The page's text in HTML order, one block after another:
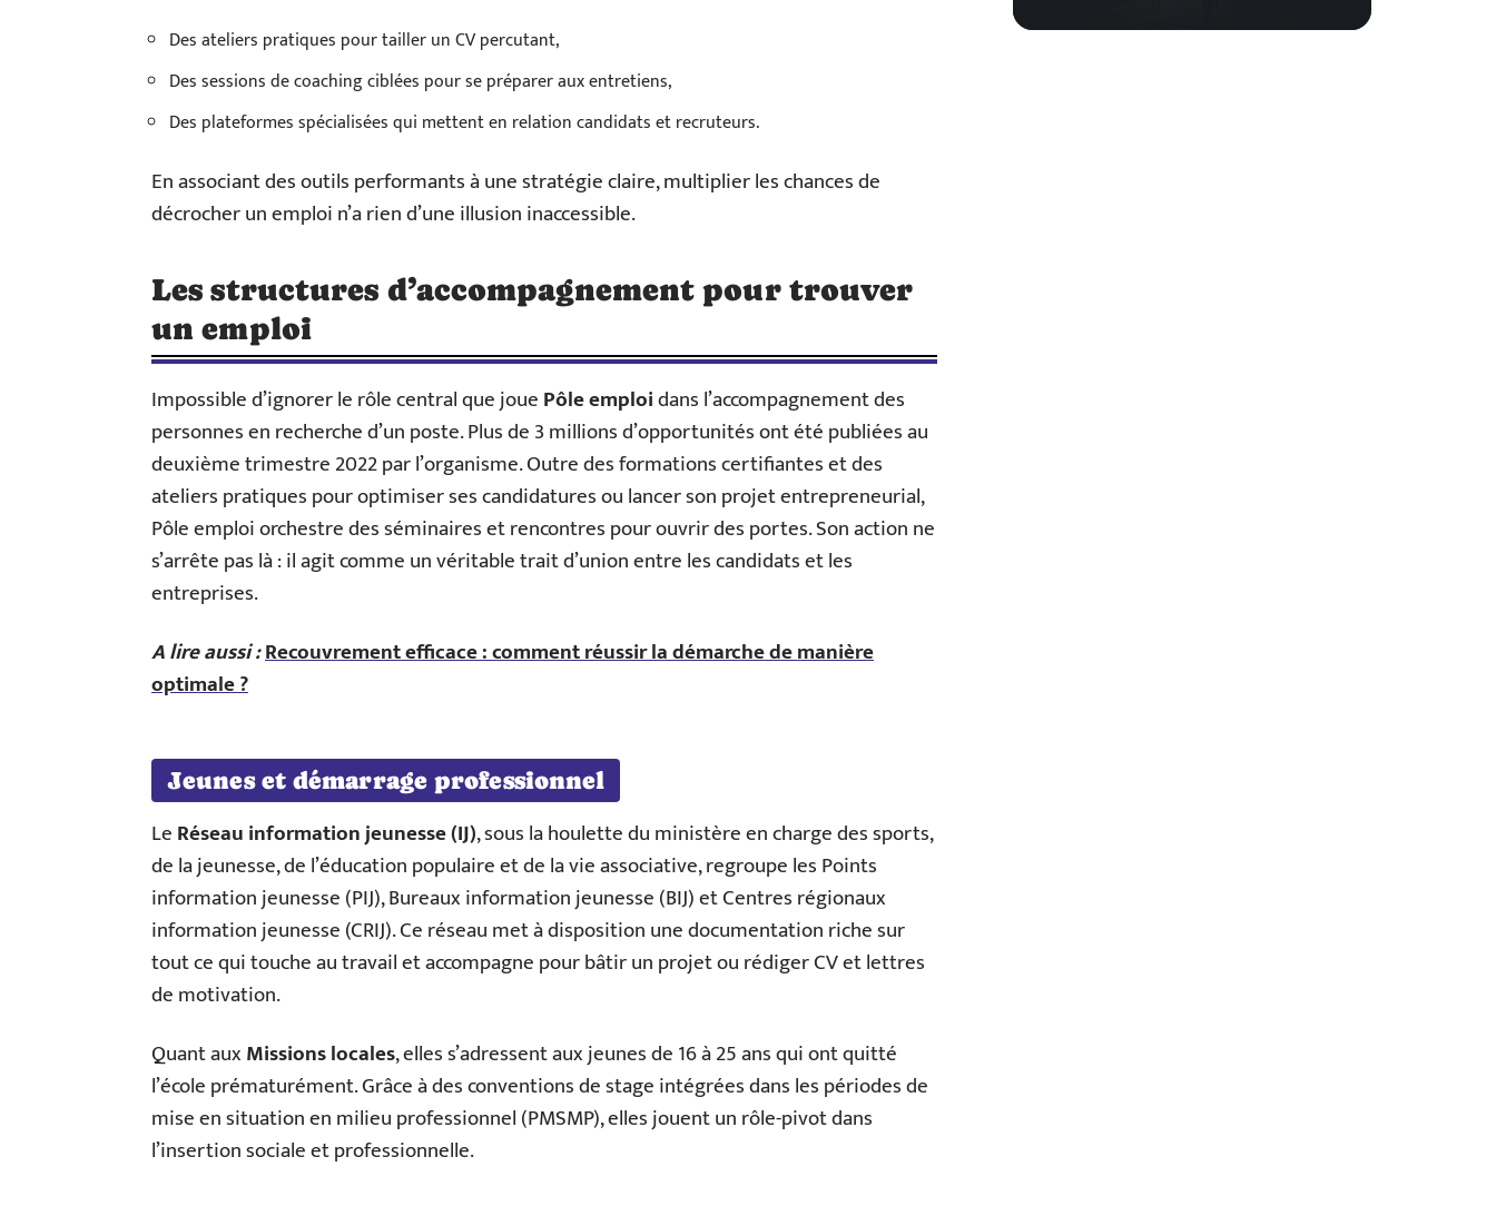
Des ateliers pratiques pour tailler un CV percutant,
Des sessions de coaching ciblées pour se préparer aux entretiens,
Des plateformes spécialisées qui mettent en relation candidats et recruteurs.
En associant des outils performants à une stratégie claire, multiplier les chances de
décrocher un emploi n’a rien d’une illusion inaccessible.
Les structures d’accompagnement pour trouver
un emploi
Impossible d’ignorer le rôle central que jouePôle emploidans l’accompagnement des
personnes en recherche d’un poste. Plus de 3 millions d’opportunités ont été publiées au
deuxième trimestre 2022 par l’organisme. Outre des formations certifiantes et des
ateliers pratiques pour optimiser ses candidatures ou lancer son projet entrepreneurial,
Pôle emploi orchestre des séminaires et rencontres pour ouvrir des portes. Son action ne
s’arrête pas là : il agit comme un véritable trait d’union entre les candidats et les
entreprises.
A lire aussi :Recouvrement efficace : comment réussir la démarche de manière
optimale ?
Jeunes et démarrage professionnel
LeRéseau information jeunesse (IJ), sous la houlette du ministère en charge des sports,
de la jeunesse, de l’éducation populaire et de la vie associative, regroupe les Points
information jeunesse (PIJ), Bureaux information jeunesse (BIJ) et Centres régionaux
information jeunesse (CRIJ). Ce réseau met à disposition une documentation riche sur
tout ce qui touche au travail et accompagne pour bâtir un projet ou rédiger CV et lettres
de motivation.
Quant auxMissions locales, elles s’adressent aux jeunes de 16 à 25 ans qui ont quitté
l’école prématurément. Grâce à des conventions de stage intégrées dans les périodes de
mise en situation en milieu professionnel (PMSMP), elles jouent un rôle-pivot dans
l’insertion sociale et professionnelle.